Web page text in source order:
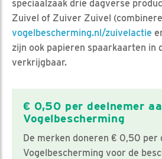
speciaalzaak drie dagverse
Zuivel of Zuiver Zuivel
vogelbescherming.nl/zuivelactie
zijn ook papieren spaarkaarten in
verkrijgbaar.
€ 0,50 per deelnemer
Vogelbescherming
De merken doneren € 0,50 per
Vogelbescherming voor de